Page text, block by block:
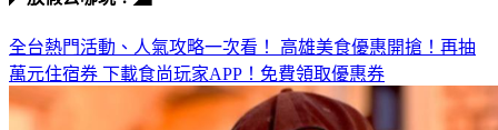
全台熱門活動、人氣攻略一次看！ 高雄美食優惠開搶！再抽
萬元住宿券 下載食尚玩家APP！免費領取優惠券